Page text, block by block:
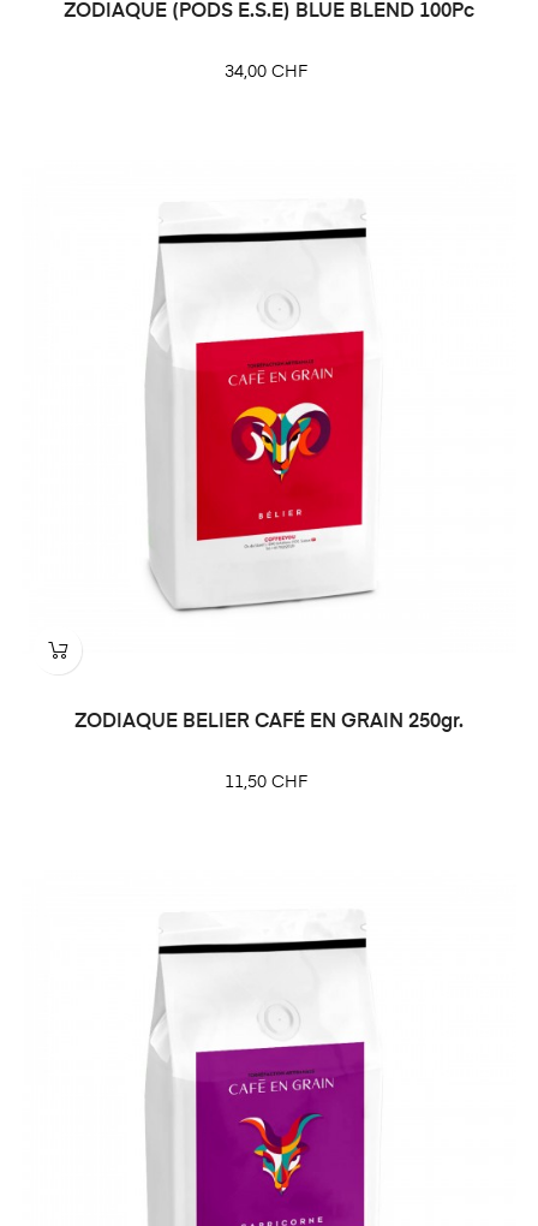
ZODIAQUE (PODS E.S.E) BLUE BLEND 100Pc
Prix
34,00 CHF
ZODIAQUE BELIER CAFÉ EN GRAIN 250gr.
Prix
11,50 CHF